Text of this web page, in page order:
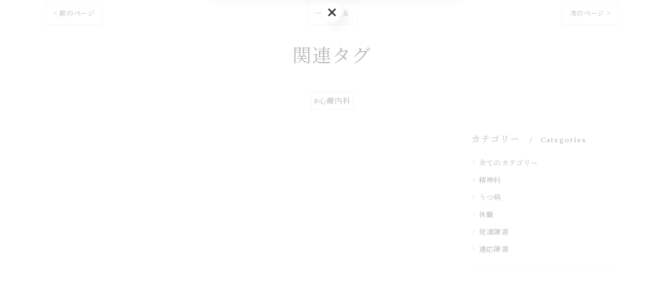
< 前のページ 一覧に戻る 次のページ >
関連タグ
#心療内科
カテゴリー Categories
全てのカテゴリー
精神科
うつ病
休職
発達障害
適応障害
ご予約はこちら